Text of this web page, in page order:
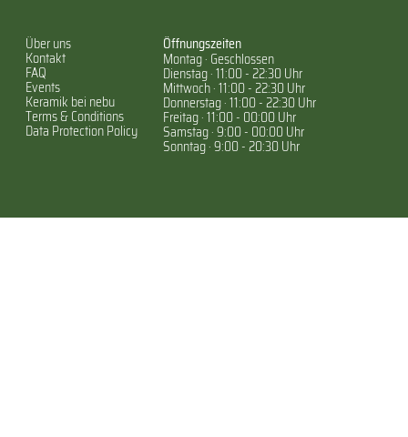
Über uns
Kontakt
FAQ
Events
Keramik bei nebu
Terms & Conditions
Data Protection Policy
Öffnungszeiten
Montag · Geschlossen
Dienstag · 11:00 - 22:30 Uhr
Mittwoch · 11:00 - 22:30 Uhr
Donnerstag · 11:00 - 22:30 Uhr
Freitag · 11:00 - 00:00 Uhr
Samstag · 9:00 - 00:00 Uhr
Sonntag · 9:00 - 20:30 Uhr